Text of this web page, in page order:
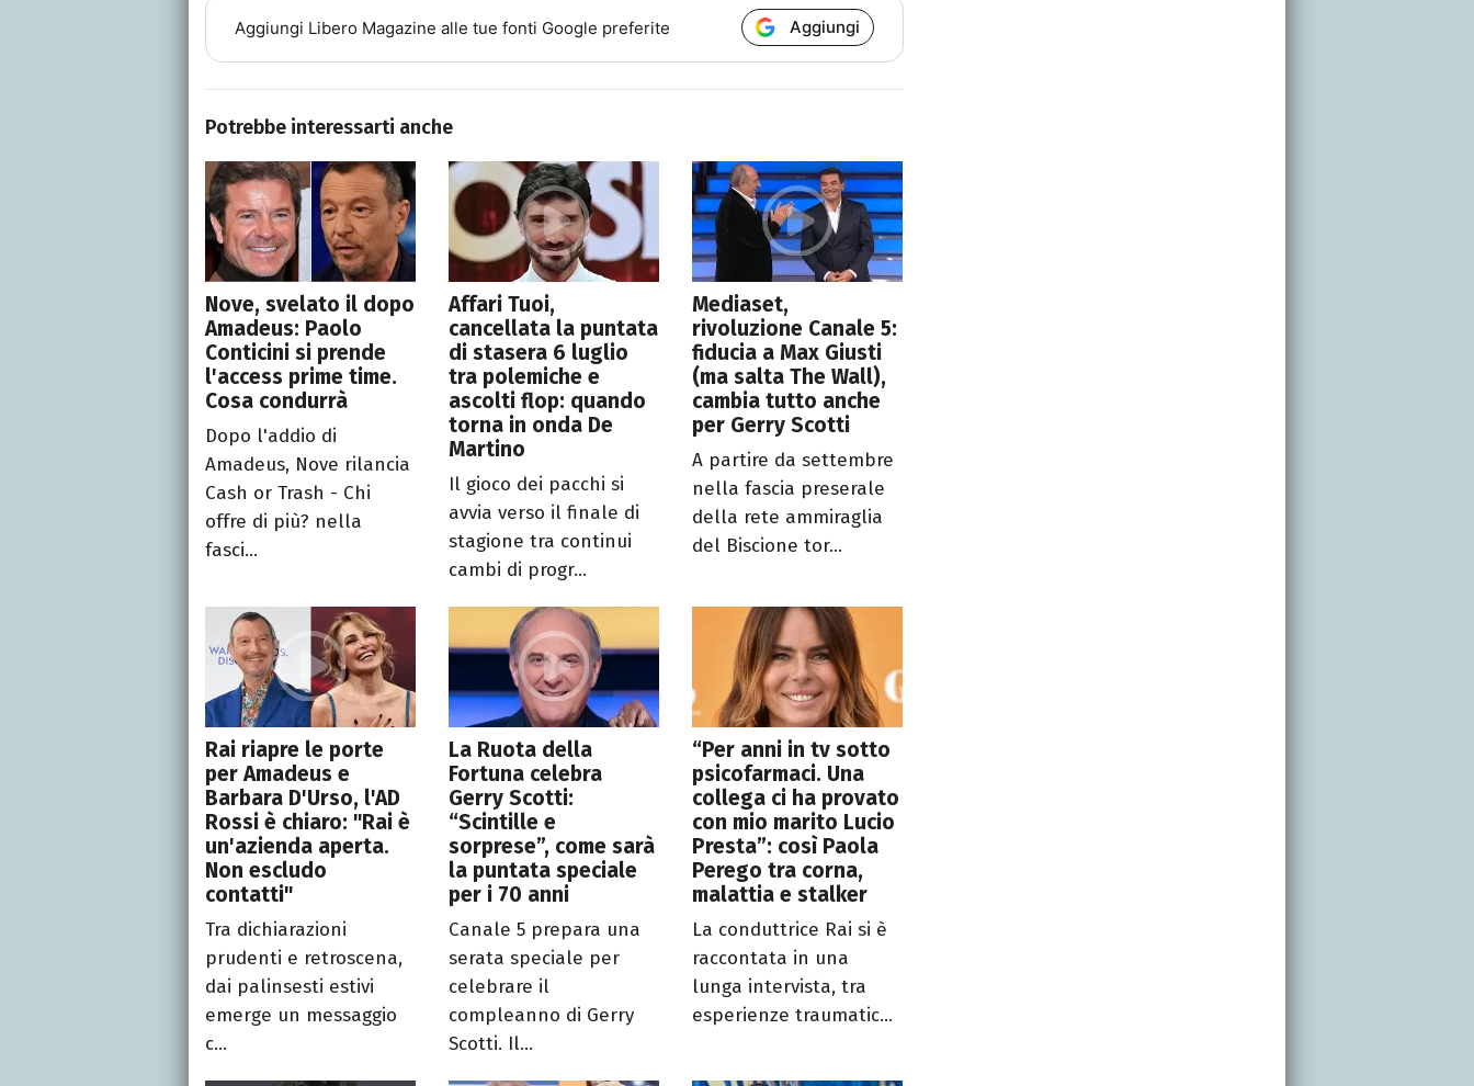
Aggiungi Libero Magazine alle tue fonti Google preferite Aggiungi
Potrebbe interessarti anche
Nove, svelato il dopo
Amadeus: Paolo
Conticini si prende
l'access prime time.
Cosa condurrà
Dopo l'addio di
Amadeus, Nove rilancia
Cash or Trash - Chi
offre di più? nella
fasci...
Affari Tuoi,
cancellata la puntata
di stasera 6 luglio
tra polemiche e
ascolti flop: quando
torna in onda De
Martino
Il gioco dei pacchi si
avvia verso il finale di
stagione tra continui
cambi di progr...
Mediaset,
rivoluzione Canale 5:
fiducia a Max Giusti
(ma salta The Wall),
cambia tutto anche
per Gerry Scotti
A partire da settembre
nella fascia preserale
della rete ammiraglia
del Biscione tor...
Rai riapre le porte
per Amadeus e
Barbara D'Urso, l'AD
Rossi è chiaro: "Rai è
un'azienda aperta.
Non escludo
contatti"
Tra dichiarazioni
prudenti e retroscena,
dai palinsesti estivi
emerge un messaggio
c...
La Ruota della
Fortuna celebra
Gerry Scotti:
“Scintille e
sorprese”, come sarà
la puntata speciale
per i 70 anni
Canale 5 prepara una
serata speciale per
celebrare il
compleanno di Gerry
Scotti. Il...
“Per anni in tv sotto
psicofarmaci. Una
collega ci ha provato
con mio marito Lucio
Presta”: così Paola
Perego tra corna,
malattia e stalker
La conduttrice Rai si è
raccontata in una
lunga intervista, tra
esperienze traumatic...